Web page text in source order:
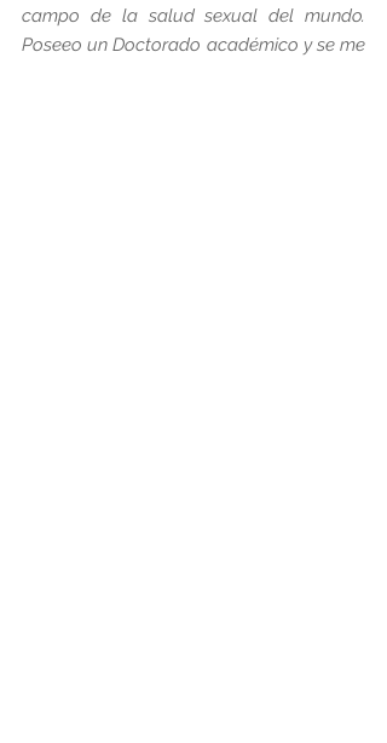
campo de la salud sexual del mundo.
Poseeo un Doctorado académico y se me